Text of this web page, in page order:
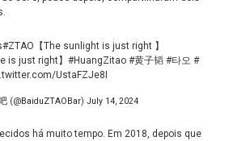
#ZTAO 【The sunlight is just right 】
is just right】 #HuangZitao #黄子韬 #타오 #
UstaFZJe8I
(@BaiduZTAOBar) July 14, 2024
há muito tempo. Em 2018, depois que